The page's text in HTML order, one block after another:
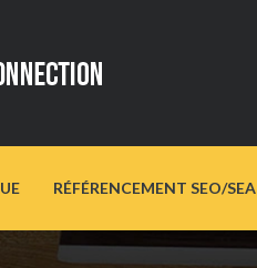
RÉFÉRENCEMENT SEO/SEA